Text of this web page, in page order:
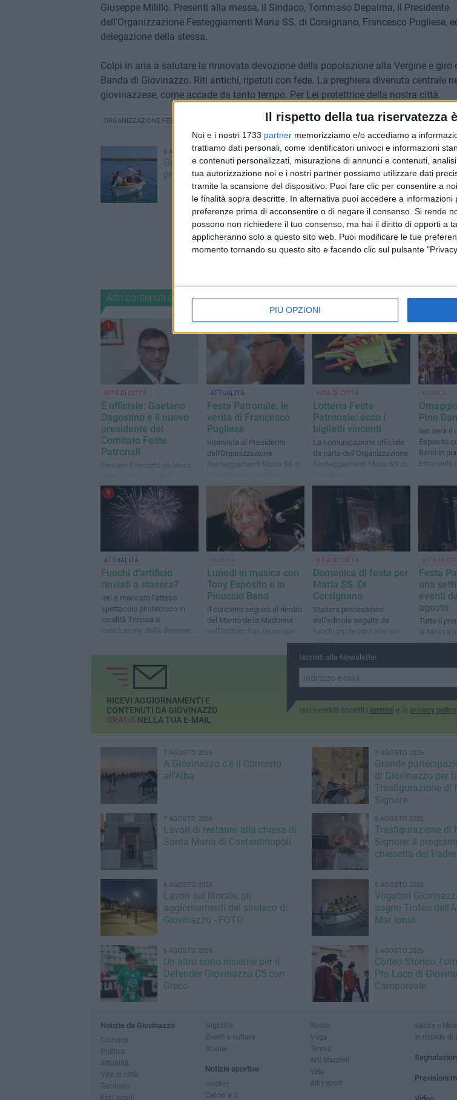
Il rispetto della tua riservatezza
Noi e i nostri 1733 partner memorizziamo e/o accediamo a
trattiamo dati personali, come identificatori univoci e informazioni
e contenuti personalizzati, misurazione di annunci e contenuti,
tua autorizzazione noi e i nostri partner possiamo utilizzare dati
tramite la scansione del dispositivo. Puoi fare clic per consentire a
le finalità sopra descritte. In alternativa puoi accedere a
preferenze prima di acconsentire o di negare il consenso. Si rende
possono non richiedere il tuo consenso, ma hai il diritto di opporti a
applicheranno solo a questo sito web. Puoi modificare le tue
momento tornando su questo sito e facendo clic sul pulsante
PIÙ OPZIONI
Giuseppe Milillo. Presenti alla messa, il Sindaco, Tommaso Depalma, il Presidente
dell'Organizzazione Festeggiamenti Maria SS. di Corsignano, Francesco Pugliese,
delegazione della stessa.
Colpi in aria a salutare la rinnovata devozione della popolazione alla Vergine e giro
Banda di Giovinazzo. Riti antichi, ripetuti con fede. La preghiera divenuta centrale
giovinazzese, come accade da tanto tempo. Per Lei protettrice della nostra città.
ORGANIZZAZIONE FESTEGGIAMENTI MARIA SS CORSIGNANO
8 AGOSTO 2026
Giovinazzo Estate 2026: il
programma di sabato 8 agosto
7 AGOSTO 2026
Giovinazzo
di Maria Colamaria
Altri contenuti a tema
1
VITA DI CITTÀ
È ufficiale: Gaetano
Dagostino è il nuovo
presidente del
Comitato Feste
Patronali
Firmato il decreto da Mons.
Francesco Pugliese
ATTUALITÀ
Festa Patronale, le
verità di Francesco
Pugliese
Intervista al Presidente
dell'Organizzazione
Festeggiamenti Maria SS di
precisazioni e qualche
sassolino da togliere dalla
scarpa
VITA DI CITTÀ
Lotteria Festa
Patronale: ecco i
biglietti vincenti
La comunicazione ufficiale
da parte dell'Organizzazione
Festeggiamenti Maria SS di
MUSICA
Pino
Ieri sera il
Esposito
Band in
Emanuele
9
ATTUALITÀ
Fuochi d'artificio
rinviati a stasera?
Ieri è mancato l'atteso
spettacolo pirotecnico in
località Trincea a
conclusione della domenica
MUSICA
Lunedì in musica con
Tony Esposito e la
Pinuccio Band
Il concerto seguirà al rientro
del Manto della Madonna
nell’Istituto San Giuseppe
VITA DI CITTÀ
Domenica di festa per
Maria SS. Di
Corsignano
Stasera processione
dell’edicola seguita da
fuochi pirotecnici alle ore
23.30
VITA DI
Festa
una
eventi
agosto
Tutto il
la Messa
della
Iscriviti alla Newsletter
Iscrivendoti accetti i termini e la privacy policy
RICEVI AGGIORNAMENTI E
CONTENUTI DA GIOVINAZZO
GRATISNELLA TUA E-MAIL
7 AGOSTO 2026
A Giovinazzo c'è il Concerto
all'Alba
7 AGOSTO 2026
Grande
di Giovinazzo per
Trasfigurazione di
Signore
7 AGOSTO 2026
Lavori di restauro alla chiesa di
Santa Maria di Costantinopoli
6 AGOSTO 2026
Trasfigurazione di
Signore: il
chiesetta del
6 AGOSTO 2026
Lavori sul litorale, gli
aggiornamenti del sindaco di
Giovinazzo - FOTO
6 AGOSTO 2026
Vogatori
sogno Trofeo
Mar Ionio
6 AGOSTO 2026
Un altro anno insieme per il
Defender Giovinazzo C5 con
Greco
5 AGOSTO 2026
Corteo Storico,
Pro Loco di
Camporeale
Notizie da Giovinazzo
Cronaca
Politica
Attualità
Vita di città
Territorio
Enti locali
Nightlife
Eventi e cultura
Scuola
Notizie sportive
Hockey
Calcio a 5
Nuoto
Voga
Tennis
Arti Marziali
Vela
Altri sport
Salute e
In ricordo di
Previsioni